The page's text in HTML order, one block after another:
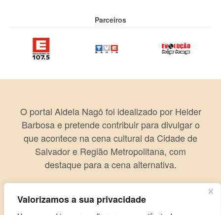
Valorizamos a sua privacidade
Parceiros
O portal Aldeia Nagô foi idealizado por Helder
Barbosa e pretende contribuir para divulgar o
que acontece na cena cultural da Cidade de
Salvador e Região Metropolitana, com
destaque para a cena alternativa.